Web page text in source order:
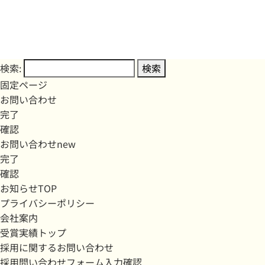
検索:
固定ページ
お問い合わせ
完了
確認
お問い合わせnew
完了
確認
お知らせTOP
プライバシーポリシー
会社案内
受賞実績トップ
採用に関するお問い合わせ
採用問い合わせフォーム入力確認